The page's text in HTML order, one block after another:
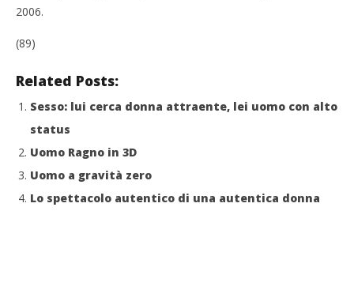
2006.
(89)
Related Posts:
Sesso: lui cerca donna attraente, lei uomo con alto
status
Uomo Ragno in 3D
Uomo a gravità zero
Lo spettacolo autentico di una autentica donna